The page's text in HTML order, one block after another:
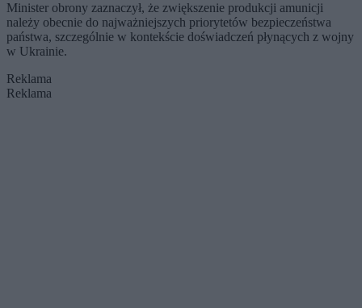
Minister obrony zaznaczył, że zwiększenie produkcji amunicji
należy obecnie do najważniejszych priorytetów bezpieczeństwa
państwa, szczególnie w kontekście doświadczeń płynących z wojny
w Ukrainie.
Reklama
Reklama